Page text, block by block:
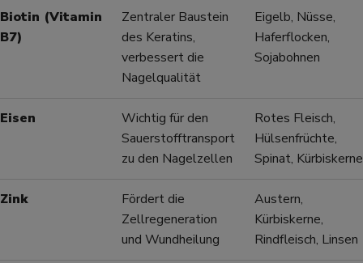
Biotin (Vitamin
B7)
Zentraler Baustein
des Keratins,
verbessert die
Nagelqualität
Eigelb, Nüsse,
Haferflocken,
Sojabohnen
Eisen
Wichtig für den
Sauerstofftransport
zu den Nagelzellen
Rotes Fleisch,
Hülsenfrüchte,
Spinat, Kürbiskerne
Zink
Fördert die
Zellregeneration
und Wundheilung
Austern,
Kürbiskerne,
Rindfleisch, Linsen